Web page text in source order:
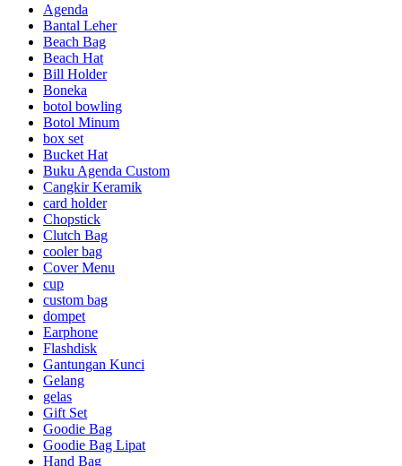
Agenda
Bantal Leher
Beach Bag
Beach Hat
Bill Holder
Boneka
botol bowling
Botol Minum
box set
Bucket Hat
Buku Agenda Custom
Cangkir Keramik
card holder
Chopstick
Clutch Bag
cooler bag
Cover Menu
cup
custom bag
dompet
Earphone
Flashdisk
Gantungan Kunci
Gelang
gelas
Gift Set
Goodie Bag
Goodie Bag Lipat
Hand Bag